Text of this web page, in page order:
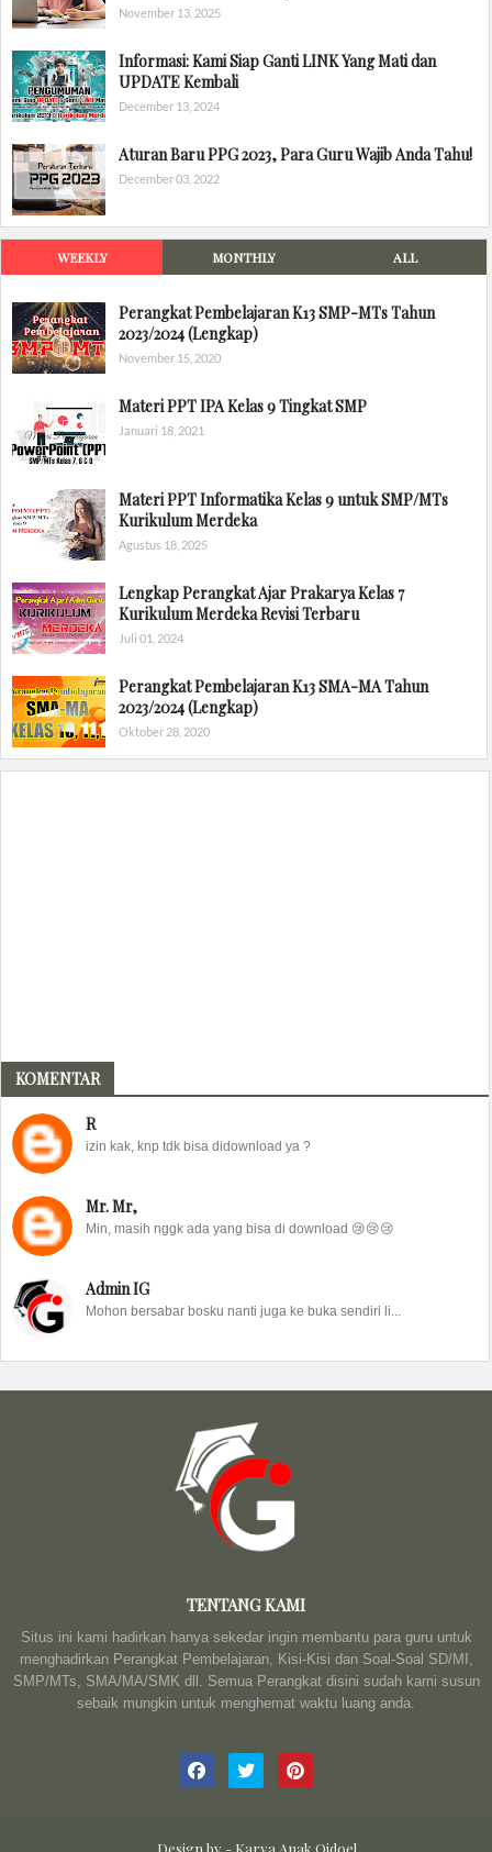
November 13, 2025
Informasi: Kami Siap Ganti LINK Yang Mati dan
UPDATE Kembali
December 13, 2024
Aturan Baru PPG 2023, Para Guru Wajib Anda Tahu!
December 03, 2022
WEEKLY MONTHLY ALL
Perangkat Pembelajaran K13 SMP-MTs Tahun
2023/2024 (Lengkap)
November 15, 2020
Materi PPT IPA Kelas 9 Tingkat SMP
Januari 18, 2021
Materi PPT Informatika Kelas 9 untuk SMP/MTs
Kurikulum Merdeka
Agustus 18, 2025
Lengkap Perangkat Ajar Prakarya Kelas 7
Kurikulum Merdeka Revisi Terbaru
Juli 01, 2024
Perangkat Pembelajaran K13 SMA-MA Tahun
2023/2024 (Lengkap)
Oktober 28, 2020
KOMENTAR
R
izin kak, knp tdk bisa didownload ya ?
Mr. Mr,
Min, masih nggk ada yang bisa di download 😢😢😢
Admin IG
Mohon bersabar bosku nanti juga ke buka sendiri li...
TENTANG KAMI
Situs ini kami hadirkan hanya sekedar ingin membantu para guru untuk
menghadirkan Perangkat Pembelajaran, Kisi-Kisi dan Soal-Soal SD/MI,
SMP/MTs, SMA/MA/SMK dll. Semua Perangkat disini sudah kami susun
sebaik mungkin untuk menghemat waktu luang anda.
Design by - Karya Anak Qidoel